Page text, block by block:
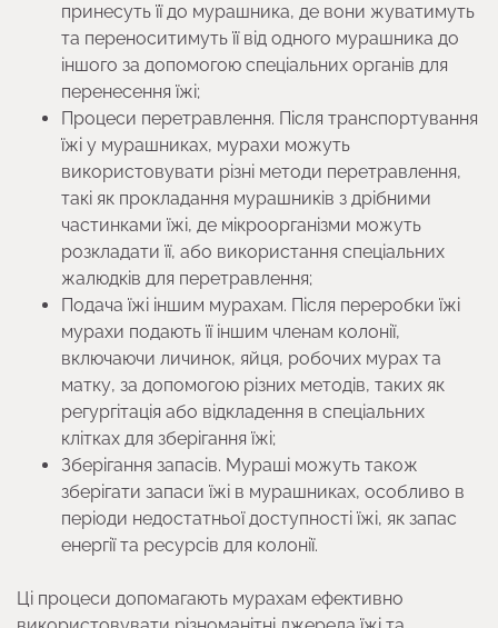
принесуть її до мурашника, де вони жуватимуть
та переноситимуть її від одного мурашника до
іншого за допомогою спеціальних органів для
перенесення їжі;
Процеси перетравлення. Після транспортування
їжі у мурашниках, мурахи можуть
використовувати різні методи перетравлення,
такі як прокладання мурашників з дрібними
частинками їжі, де мікроорганізми можуть
розкладати її, або використання спеціальних
жалюдків для перетравлення;
Подача їжі іншим мурахам. Після переробки їжі
мурахи подають її іншим членам колонії,
включаючи личинок, яйця, робочих мурах та
матку, за допомогою різних методів, таких як
регургітація або відкладення в спеціальних
клітках для зберігання їжі;
Зберігання запасів. Мураші можуть також
зберігати запаси їжі в мурашниках, особливо в
періоди недостатньої доступності їжі, як запас
енергії та ресурсів для колонії.
Ці процеси допомагають мурахам ефективно